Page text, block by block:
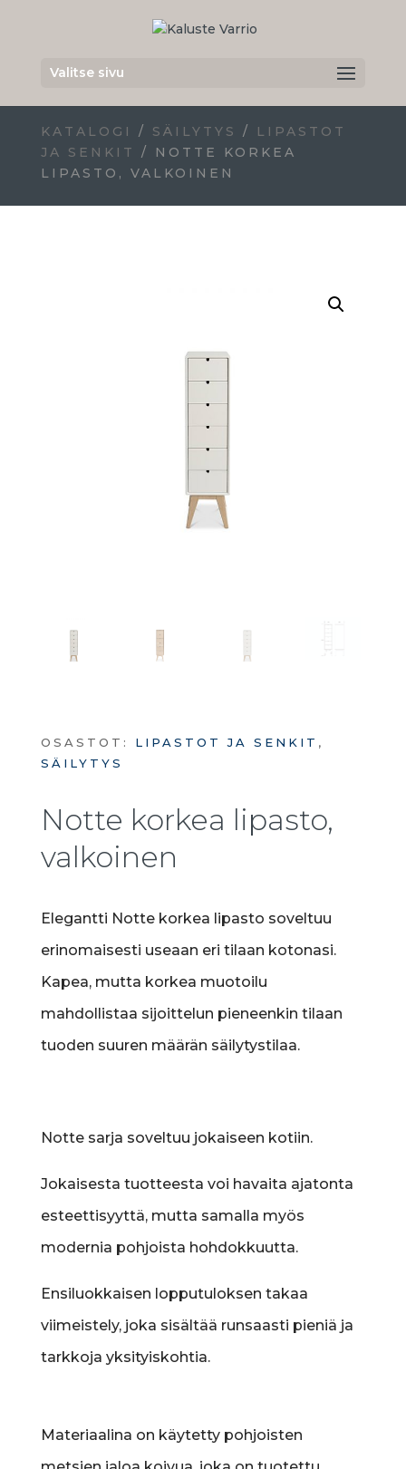
Valitse sivu
KATALOGI / SÄILYTYS /
LIPASTOT
JA SENKIT
/ NOTTE KORKEA
LIPASTO, VALKOINEN
OSASTOT: LIPASTOT JA SENKIT ,
SÄILYTYS
Notte korkea lipasto,
valkoinen
Elegantti Notte korkea lipasto soveltuu
erinomaisesti useaan eri tilaan kotonasi.
Kapea, mutta korkea muotoilu
mahdollistaa sijoittelun pieneenkin tilaan
tuoden suuren määrän säilytystilaa.
Notte sarja soveltuu jokaiseen kotiin.
Jokaisesta tuotteesta voi havaita ajatonta
esteettisyyttä, mutta samalla myös
modernia pohjoista hohdokkuutta.
Ensiluokkaisen lopputuloksen takaa
viimeistely, joka sisältää runsaasti pieniä ja
tarkkoja yksityiskohtia.
Materiaalina on käytetty pohjoisten